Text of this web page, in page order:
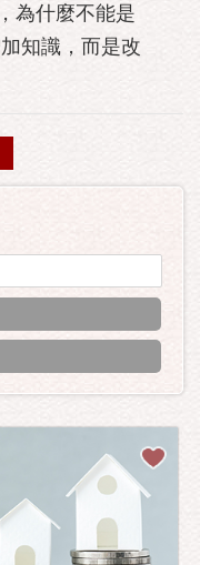
為什麼不能是
知識，而是改